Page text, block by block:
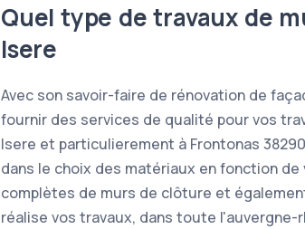
Quel type de travaux de
Isere
Avec son savoir-faire de rénovation de
fournir des services de qualité pour vos
Isere et particulierement à Frontonas
dans le choix des matériaux en fonction
complètes de murs de clôture et
réalise vos travaux, dans toute